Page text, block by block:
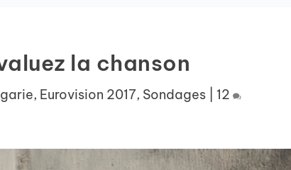
la chanson
, Eurovision 2017, Sondages |12